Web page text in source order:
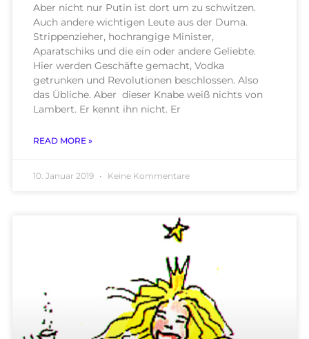
Aber nicht nur Putin ist dort um zu schwitzen.
Auch andere wichtigen Leute aus der Duma.
Strippenzieher, hochrangige Minister,
Aparatschiks und die ein oder andere Geliebte.
Hier werden Geschäfte gemacht, Vodka
getrunken und Revolutionen beschlossen. Also
das Übliche. Aber dieser Knabe weiß nichts von
Lambert. Er kennt ihn nicht. Er
READ MORE »
10. Januar 2019 Keine Kommentare